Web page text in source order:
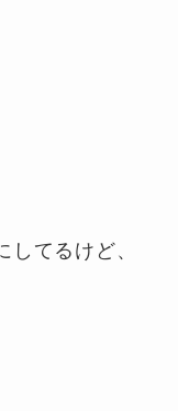
てるけど、